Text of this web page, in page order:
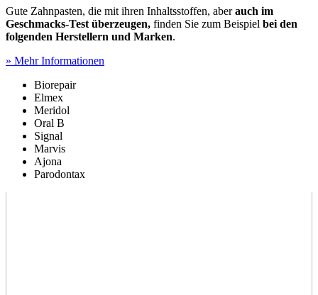
Gute Zahnpasten, die mit ihren Inhaltsstoffen, aberauch im
Geschmacks-Test überzeugen, finden Sie zum Beispiel bei den
folgenden Herstellern und Marken.
» Mehr Informationen
Biorepair
Elmex
Meridol
Oral B
Signal
Marvis
Ajona
Parodontax